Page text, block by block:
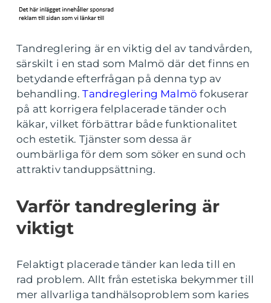
Tandreglering är en viktig del av tandvården,
särskilt i en stad som Malmö där det finns en
betydande efterfrågan på denna typ av
behandling.Tandreglering Malmö fokuserar
på att korrigera felplacerade tänder och
käkar, vilket förbättrar både funktionalitet
och estetik. Tjänster som dessa är
oumbärliga för dem som söker en sund och
attraktiv tanduppsättning.
Varför tandreglering är
viktigt
Felaktigt placerade tänder kan leda till en
rad problem. Allt från estetiska bekymmer till
mer allvarliga tandhälsoproblem som karies